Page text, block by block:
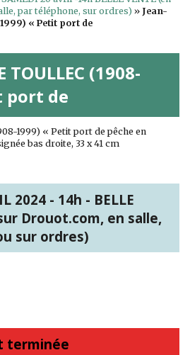
par téléphone, sur ordres) » Jean-
« Petit port de
TOULLEC (1908-
port de
1999) « Petit port de pêche en
bas droite, 33 x 41 cm
2024 - 14h - BELLE
Drouot.com, en salle,
sur ordres)
terminée